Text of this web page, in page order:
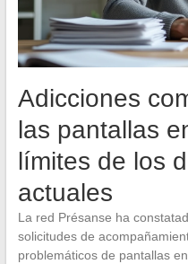
Adicciones
las pantallas
límites de los
actuales
La red Présanse ha
solicitudes de
problemáticos de pantallas